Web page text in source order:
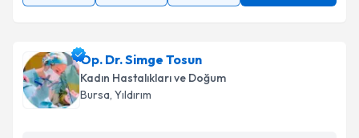
Op. Dr. Simge Tosun
Kadın Hastalıkları ve Doğum
Bursa, Yıldırım